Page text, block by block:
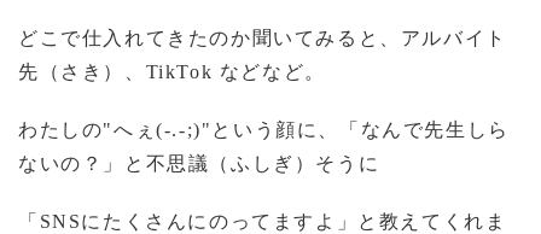
どこで仕入れてきたのか聞いてみると、 アルバイト
先（さき）、 TikTok などなど。
わたしの"へぇ(-.-;)" という顔に、
「なんで先生しら
ないの？」と不思議（ふしぎ）そうに
「 SNSにたくさんにのってますよ」と教えてくれま